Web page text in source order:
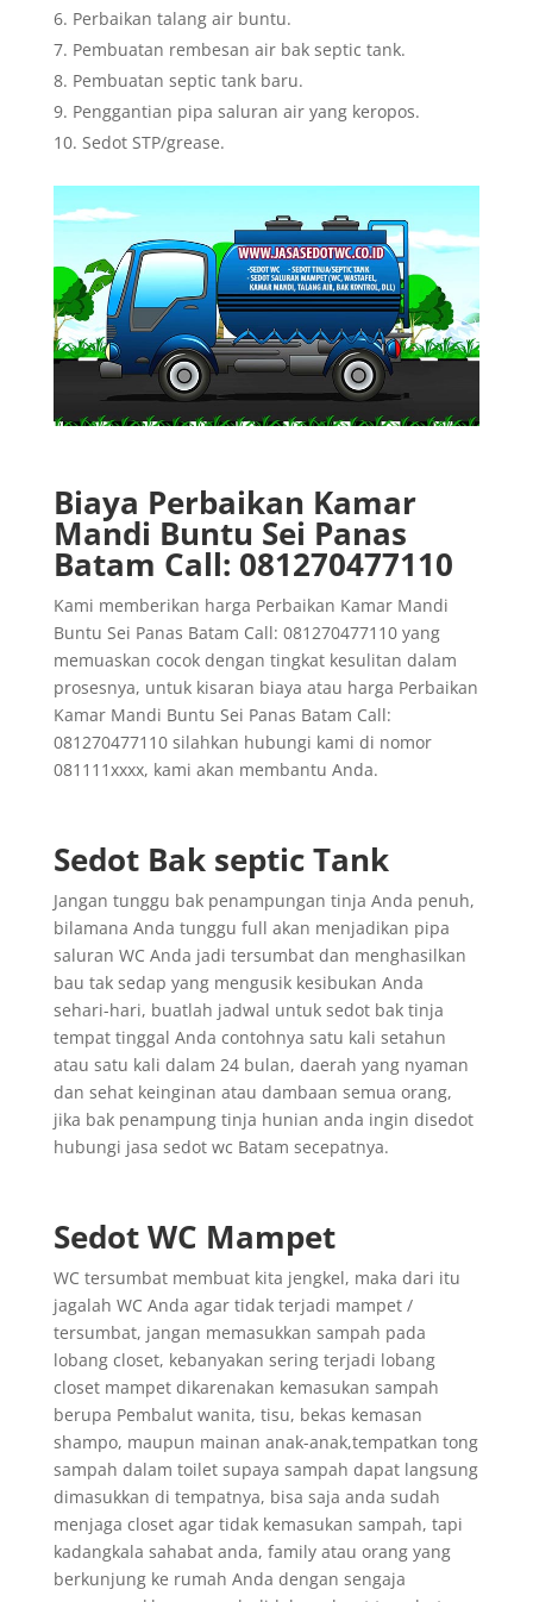
Perbaikan talang air buntu.
Pembuatan rembesan air bak septic tank.
Pembuatan septic tank baru.
Penggantian pipa saluran air yang keropos.
Sedot STP/grease.
Biaya Perbaikan Kamar
Mandi Buntu Sei Panas
Batam Call: 081270477110
Kami memberikan harga Perbaikan Kamar Mandi
Buntu Sei Panas Batam Call: 081270477110 yang
memuaskan cocok dengan tingkat kesulitan dalam
prosesnya, untuk kisaran biaya atau harga Perbaikan
Kamar Mandi Buntu Sei Panas Batam Call:
081270477110 silahkan hubungi kami di nomor
081111xxxx, kami akan membantu Anda.
Sedot Bak septic Tank
Jangan tunggu bak penampungan tinja Anda penuh,
bilamana Anda tunggu full akan menjadikan pipa
saluran WC Anda jadi tersumbat dan menghasilkan
bau tak sedap yang mengusik kesibukan Anda
sehari-hari, buatlah jadwal untuk sedot bak tinja
tempat tinggal Anda contohnya satu kali setahun
atau satu kali dalam 24 bulan, daerah yang nyaman
dan sehat keinginan atau dambaan semua orang,
jika bak penampung tinja hunian anda ingin disedot
hubungi jasa sedot wc Batam secepatnya.
Sedot WC Mampet
WC tersumbat membuat kita jengkel, maka dari itu
jagalah WC Anda agar tidak terjadi mampet /
tersumbat, jangan memasukkan sampah pada
lobang closet, kebanyakan sering terjadi lobang
closet mampet dikarenakan kemasukan sampah
berupa Pembalut wanita, tisu, bekas kemasan
shampo, maupun mainan anak-anak,tempatkan tong
sampah dalam toilet supaya sampah dapat langsung
dimasukkan di tempatnya, bisa saja anda sudah
menjaga closet agar tidak kemasukan sampah, tapi
kadangkala sahabat anda, family atau orang yang
berkunjung ke rumah Anda dengan sengaja